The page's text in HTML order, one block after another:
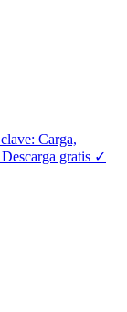
Carga,
gratis ✓